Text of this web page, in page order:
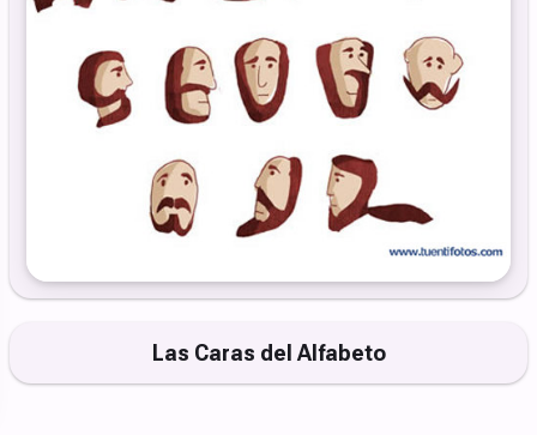
Las Caras del Alfabeto